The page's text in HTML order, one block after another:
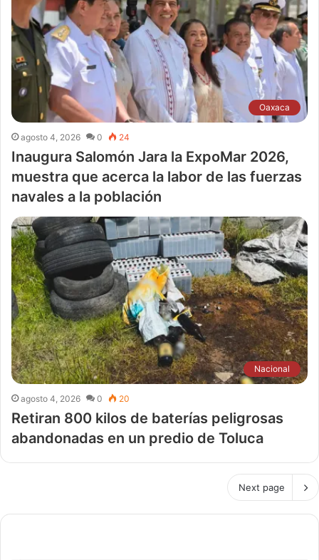
Oaxaca
agosto 4, 2026 0 24
Inaugura Salomón Jara la ExpoMar 2026,
muestra que acerca la labor de las fuerzas
navales a la población
Nacional
agosto 4, 2026 0 20
Retiran 800 kilos de baterías peligrosas
abandonadas en un predio de Toluca
Next page